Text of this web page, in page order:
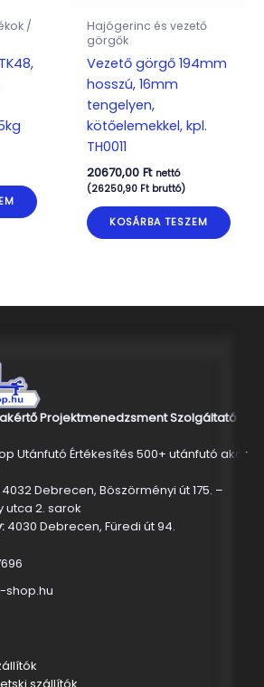
/
Hajógerinc és vezető
görgők
Vezető görgő 194mm
hosszú, 16mm
tengelyen,
kötőelemekkel, kpl.
TH0011
20670,00 Ft nettó
(26250,90 Ftbruttó)
KOSÁRBA TESZEM
Projektmenedzsment Szolgáltató
Utánfutó Értékesítés 500+ utánfutó akár
4032 Debrecen, Böszörményi út 175. –
utca 2. sarok
4030 Debrecen, Füredi út 94.
shop.hu